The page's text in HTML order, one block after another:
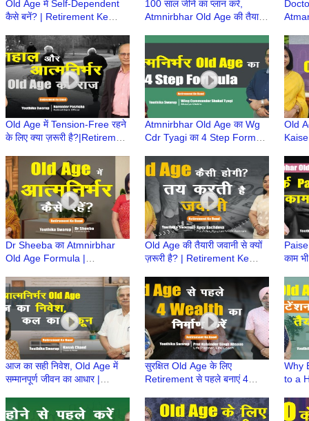
Old Age में Self-Dependent
कैसे बनें? | Retirement Ke
की तैयारी
100 साल जीने का प्लान करें,
Atmnirbhar Old Age की तैयारी
Retire hone ke
Ke
Age
Old Age में Tension-Free रहने
के लिए क्या ज़रूरी है?|Retirement
Age की तैयारी
Atmnirbhar Old Age का Wg
Cdr Tyagi का 4 Step Formula
Atmnirbhar Old Age की तैयारी
Old
Dr Sheeba का Atmnirbhar
Old Age Formula |
Atmnirbhar Old Age की तैयारी
Old Age की तैयारी जवानी से क्यों
ज़रूरी है? | Retirement Ke
की तैयारी
काम
Age
आज का सही निवेश, Old Age में
सम्मानपूर्ण जीवन का आधार |
होने के बाद
सुरक्षित Old Age के लिए
Retirement से पहले बनाएं 4
Baad | Retire होने के बाद
Why
to a
hone